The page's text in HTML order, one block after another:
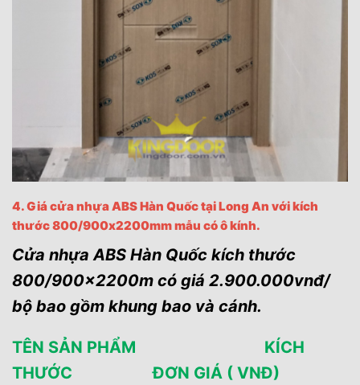
4. Giá cửa nhựa ABS Hàn Quốc tại Long An với kích
thước 800/900x2200mm mẫu có ô kính.
Cửa nhựa ABS Hàn Quốc kích thước
800/900x2200m có giá 2.900.000vnđ/
bộ bao gồm khung bao và cánh.
TÊN SẢN PHẨM KÍCH
THƯỚC ĐƠN GIÁ ( VNĐ)